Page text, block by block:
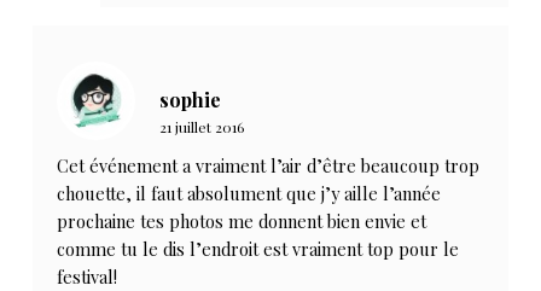
sophie
21 juillet 2016
Cet événement a vraiment l’air d’être beaucoup trop
chouette, il faut absolument que j’y aille l’année
prochaine tes photos me donnent bien envie et
comme tu le dis l’endroit est vraiment top pour le
festival!